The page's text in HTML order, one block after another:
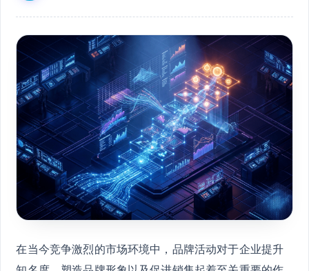
在当今竞争激烈的市场环境中，品牌活动对于企业提升